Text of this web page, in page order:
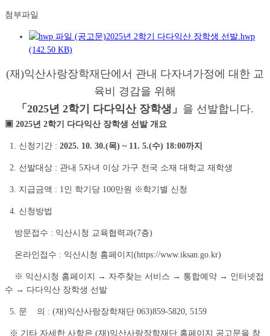
첨부파일
(공고문)2025년 2학기 다다익산 장학생 선발.hwp
(142.50 KB)
(재)익산사랑장학재단에서 관내 다자녀가정에 대한 교
육비 경감을 위해
「2025년 2학기 다다익산 장학생」 을 선발합니다.
▣ 2025년 2학기 다다익산 장학생 선발 개요
1. 신청기간 : 2025. 10. 30.(목) ~ 11. 5.(수) 18:00까지
2. 선발대상 : 관내 5자녀 이상 가구 전국 소재 대학교 재학생
3. 지급금액 : 1인 학기당 100만원 ※학기별 신청
4. 신청방법
방문접수 : 익산시청 교육협력과(7층)
온라인접수 : 익산시청 홈페이지(https://www.iksan.go.kr)
※ 익산시청 홈페이지 → 자주찾는 서비스 → 통합예약 → 인터넷접
수 → 다다익산 장학생 선발
5. 문 의 : (재)익산사랑장학재단 063)859-5820, 5159
※ 기타 자세한 사항은 (재)익산사랑장학재단 홈페이지 공고문을 참